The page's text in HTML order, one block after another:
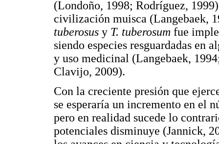
(Londoño, 1998; Rodríguez,
civilización muisca (Langebaek,
tuberosus y T. tuberosum fue
siendo especies resguardadas en
y uso medicinal (Langebaek,
Clavijo, 2009).
Con la creciente presión que
se esperaría un incremento en el
pero en realidad sucede lo
potenciales disminuye (Jannick,